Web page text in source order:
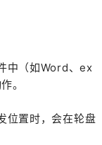
中（如Word、ex
。
位置时，会在轮盘